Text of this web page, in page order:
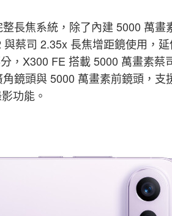
長焦系統，除了內建 5000 萬
蔡司 2.35x 長焦增距鏡使用，
，X300 FE 搭載 5000 萬畫素
鏡頭與 5000 萬畫素前鏡頭，
功能。